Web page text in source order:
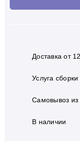
Доставка от
Услуга сборки
Самовывоз из
В наличии